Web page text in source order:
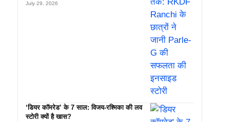
July 29, 2026
‘डियर कॉमरेड’ के 7 साल: विजय-रश्मिका की लव
स्टोरी क्यों है खास?